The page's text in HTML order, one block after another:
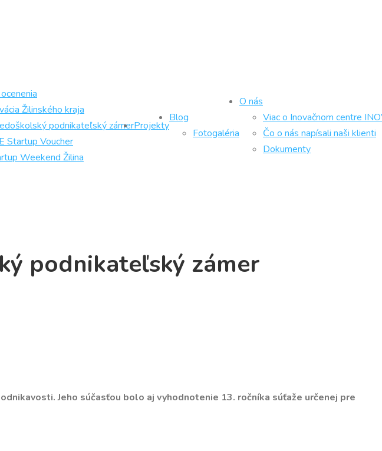
Žilinského kraja
podnikateľský zámer
Startup Voucher
Weekend Žilina
Projekty
Blog
Fotogaléria
O nás
Viac o Inovačnom centre
Čo o nás napísali naši klienti
Dokumenty
podnikateľský zámer
Jeho súčasťou bolo aj vyhodnotenie 13. ročníka súťaže určenej pre